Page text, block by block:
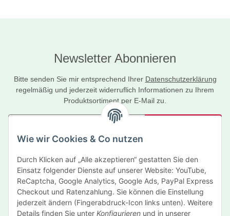
Wie wir Cookies & Co nutzen
Durch Klicken auf „Alle akzeptieren“ gestatten Sie den
Einsatz folgender Dienste auf unserer Website: YouTube,
ReCaptcha, Google Analytics, Google Ads, PayPal Express
Checkout und Ratenzahlung. Sie können die Einstellung
jederzeit ändern (Fingerabdruck-Icon links unten). Weitere
Details finden Sie unter Konfigurieren und in unserer
Newsletter Abonnieren
Bitte senden Sie mir entsprechend Ihrer Datenschutzerklärung
regelmäßig und jederzeit widerruflich Informationen zu Ihrem
Produktsortiment per E-Mail zu.
Newsletter Abonnieren
Informationen
Gesetzliche Informationen